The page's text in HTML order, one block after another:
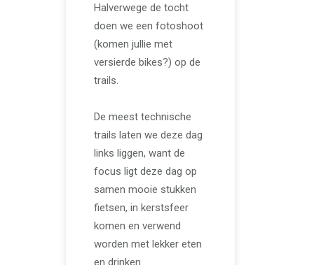
Halverwege de tocht
doen we een fotoshoot
(komen jullie met
versierde bikes?) op de
trails.
De meest technische
trails laten we deze dag
links liggen, want de
focus ligt deze dag op
samen mooie stukken
fietsen, in kerstsfeer
komen en verwend
worden met lekker eten
en drinken.